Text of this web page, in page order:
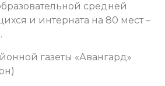
средней
и интерната на 80 мест –
газеты «Авангард»